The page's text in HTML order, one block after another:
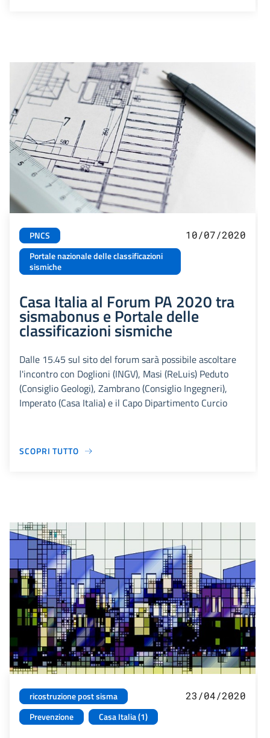
PNCS
Portale nazionale delle classificazioni
sismiche
10/07/2020
Casa Italia al Forum PA 2020 tra
sismabonus e Portale delle
classificazioni sismiche
Dalle 15.45 sul sito del forum sarà possibile ascoltare
l'incontro con Doglioni (INGV), Masi (ReLuis) Peduto
(Consiglio Geologi), Zambrano (Consiglio Ingegneri),
Imperato (Casa Italia) e il Capo Dipartimento Curcio
SCOPRI TUTTO
ricostruzione post sisma
Prevenzione
Casa Italia (1)
23/04/2020